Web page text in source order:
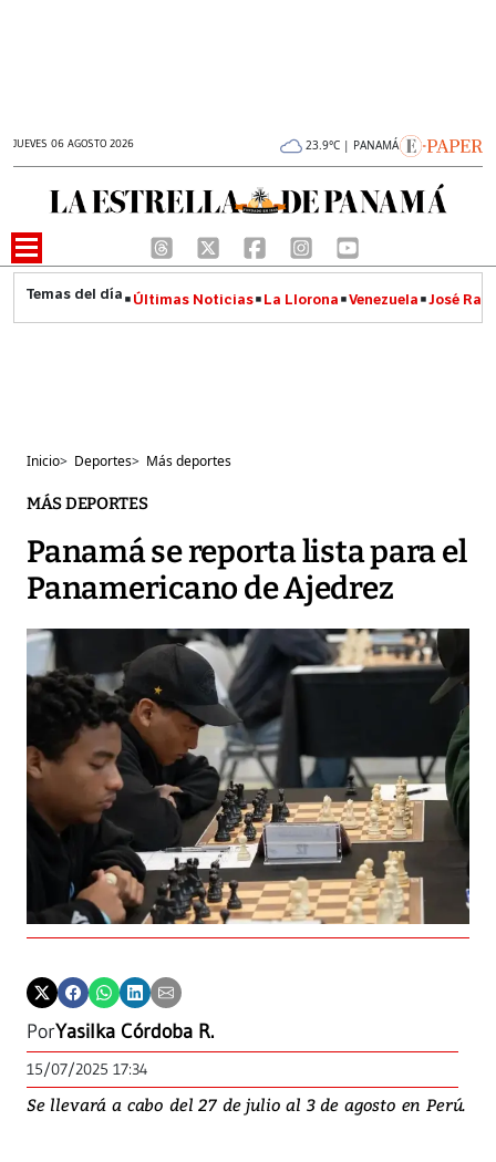
JUEVES 06 AGOSTO 2026 23.9°C | PANAMÁ
Últimas Noticias La Llorona Venezuela José
Inicio> Deportes> Más deportes
MÁS DEPORTES
Panamá se reporta lista para el
Panamericano de Ajedrez
PorYasilka Córdoba R.
15/07/2025 17:34
Se llevará a cabo del 27 de julio al 3 de agosto en Perú.